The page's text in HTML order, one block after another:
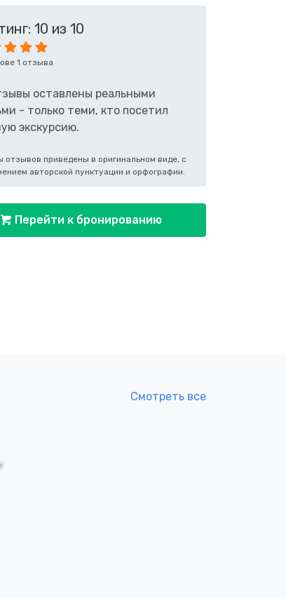
10 из 10
1 отзыва
оставлены реальными
- только теми, кто посетил
экскурсию.
отзывов приведены в оригинальном виде, с
авторской пунктуации и орфографии.
Перейти к бронированию
Смотреть все